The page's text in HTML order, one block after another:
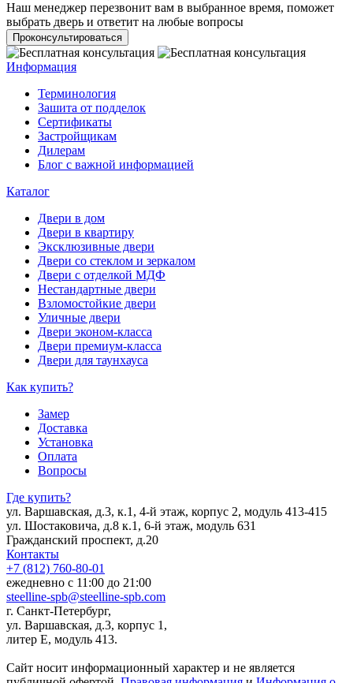
Наш менеджер перезвонит вам в выбранное время, поможет
выбрать дверь и ответит на любые вопросы
Проконсультироваться
Информация
Терминология
Зашита от подделок
Сертификаты
Застройщикам
Дилерам
Блог с важной информацией
Каталог
Двери в дом
Двери в квартиру
Эксклюзивные двери
Двери со стеклом и зеркалом
Двери с отделкой МДФ
Нестандартные двери
Взломостойкие двери
Уличные двери
Двери эконом-класса
Двери премиум-класса
Двери для таунхауса
Как купить?
Замер
Доставка
Установка
Оплата
Вопросы
Где купить?
ул. Варшавская, д.3, к.1, 4-й этаж, корпус 2, модуль 413-415
ул. Шостаковича, д.8 к.1, 6-й этаж, модуль 631
Гражданский проспект, д.20
Контакты
+7 (812) 760-80-01
ежедневно с 11:00 до 21:00
steelline-spb@steelline-spb.com
г. Санкт-Петербург,
ул. Варшавская, д.3, корпус 1,
литер Е, модуль 413.
Сайт носит информационный характер и не является